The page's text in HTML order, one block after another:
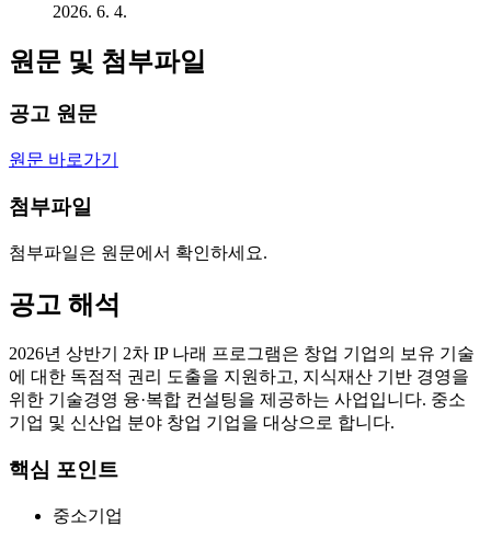
2026. 6. 4.
원문 및 첨부파일
공고 원문
원문 바로가기
첨부파일
첨부파일은 원문에서 확인하세요.
공고 해석
2026년 상반기 2차 IP 나래 프로그램은 창업 기업의 보유 기술
에 대한 독점적 권리 도출을 지원하고, 지식재산 기반 경영을
위한 기술경영 융·복합 컨설팅을 제공하는 사업입니다. 중소
기업 및 신산업 분야 창업 기업을 대상으로 합니다.
핵심 포인트
중소기업